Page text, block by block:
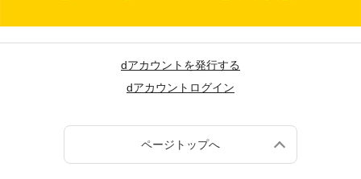
dアカウントを発行する
dアカウントログイン
ページトップへ